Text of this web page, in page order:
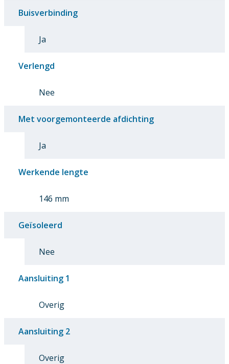
Buisverbinding
Ja
Verlengd
Nee
Met voorgemonteerde afdichting
Ja
Werkende lengte
146 mm
Geïsoleerd
Nee
Aansluiting 1
Overig
Aansluiting 2
Overig